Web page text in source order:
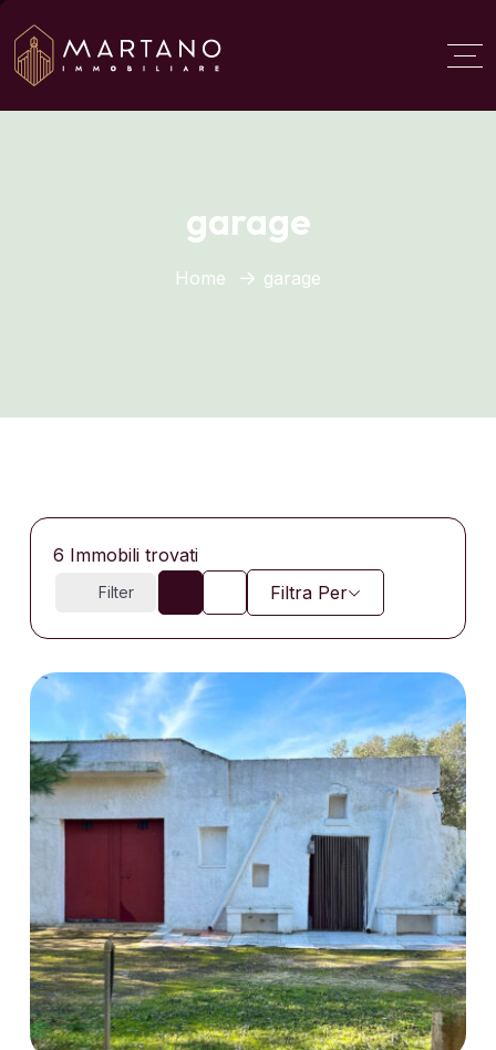
Aggiungi qui il testo del
titolo
garage
Home garage
6 Immobili trovati
Filter Filtra Per